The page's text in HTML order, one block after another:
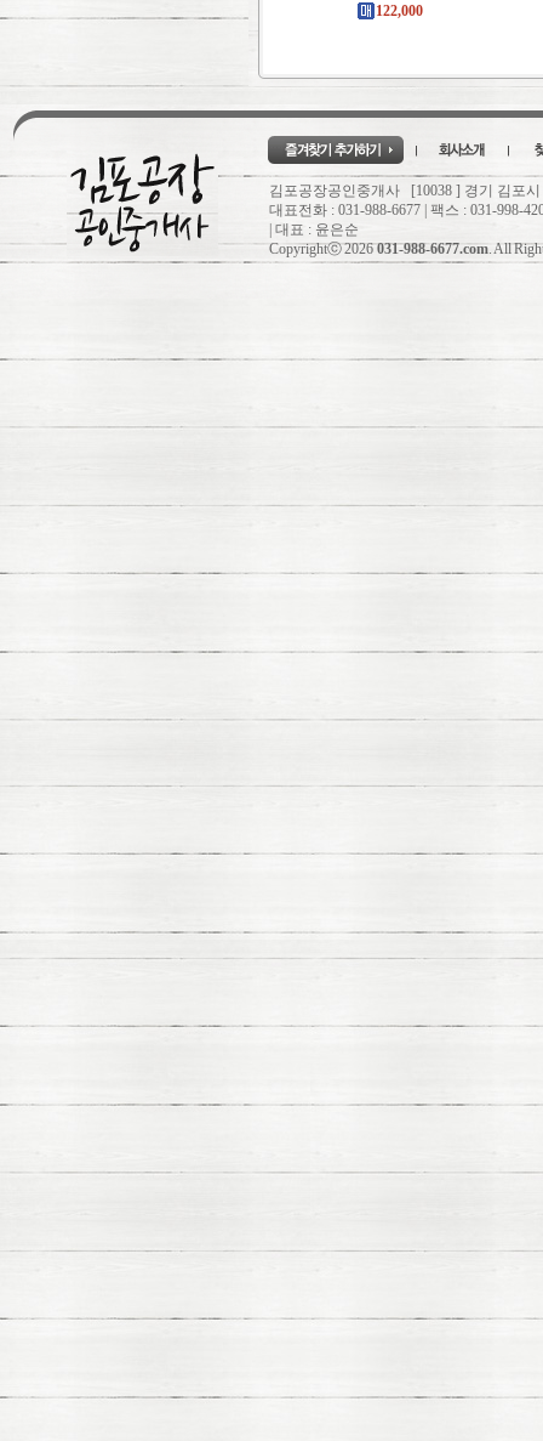
122,000
김포공장공인중개사 [10038 ] 경기 김포
대표전화 : 031-988-6677 | 팩스 : 031-998-
| 대표 : 윤은순
Copyrightⓒ 2026 031-988-6677.com. All